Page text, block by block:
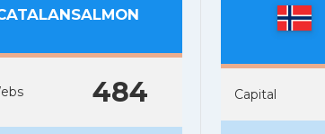
484 Capital